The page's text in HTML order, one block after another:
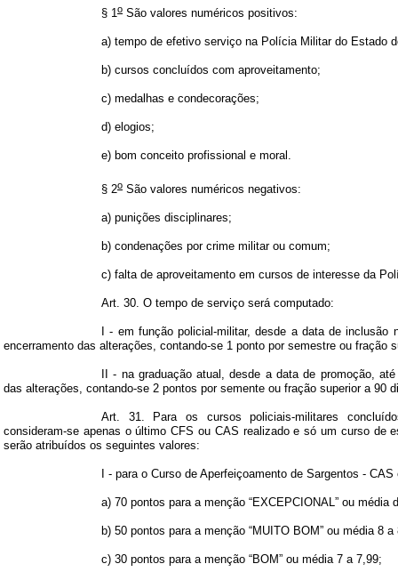
§ 1o São valores numéricos positivos:
a) tempo de efetivo serviço na Polícia Militar do Estado
b) cursos concluídos com aproveitamento;
c) medalhas e condecorações;
d) elogios;
e) bom conceito profissional e moral.
§ 2o São valores numéricos negativos:
a) punições disciplinares;
b) condenações por crime militar ou comum;
c) falta de aproveitamento em cursos de interesse da
Art. 30. O tempo de serviço será computado:
I - em função policial-militar, desde a data de inclusão
encerramento das alterações, contando-se 1 ponto por semestre ou fração
II - na graduação atual, desde a data de promoção,
das alterações, contando-se 2 pontos por semente ou fração superior a 90
Art. 31. Para os cursos policiais-militares
consideram-se apenas o último CFS ou CAS realizado e só um curso de
serão atribuídos os seguintes valores:
I - para o Curso de Aperfeiçoamento de Sargentos -
a) 70 pontos para a menção “EXCEPCIONAL” ou média
b) 50 pontos para a menção “MUITO BOM” ou média 8 a
c) 30 pontos para a menção “BOM” ou média 7 a 7,99;